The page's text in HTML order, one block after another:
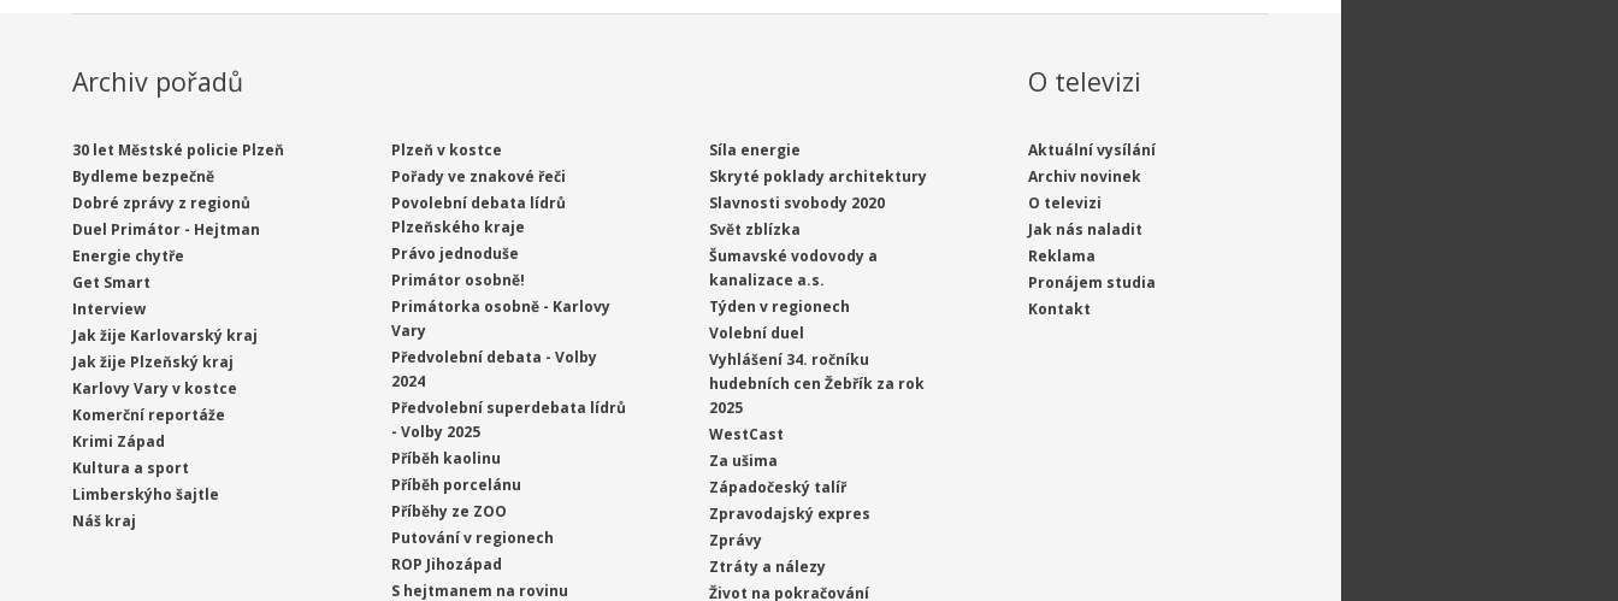
Archiv pořadů
30 let Městské policie Plzeň
Bydleme bezpečně
Dobré zprávy z regionů
Duel Primátor - Hejtman
Energie chytře
Get Smart
Interview
Jak žije Karlovarský kraj
Jak žije Plzeňský kraj
Karlovy Vary v kostce
Komerční reportáže
Krimi Západ
Kultura a sport
Limberskýho šajtle
Náš kraj
Plzeň v kostce
Pořady ve znakové řeči
Povolební debata lídrů
Plzeňského kraje
Právo jednoduše
Primátor osobně!
Primátorka osobně - Karlovy
Vary
Předvolební debata - Volby
2024
Předvolební superdebata lídrů
- Volby 2025
Příběh kaolinu
Příběh porcelánu
Příběhy ze ZOO
Putování v regionech
ROP Jihozápad
S hejtmanem na rovinu
Síla energie
Skryté poklady architektury
Slavnosti svobody 2020
Svět zblízka
Šumavské vodovody a
kanalizace a.s.
Týden v regionech
Volební duel
Vyhlášení 34. ročníku
hudebních cen Žebřík za rok
2025
WestCast
Za ušima
Západočeský talíř
Zpravodajský expres
Zprávy
Ztráty a nálezy
Život na pokračování
O televizi
Aktuální vysílání
Archiv novinek
O televizi
Jak nás naladit
Reklama
Pronájem studia
Kontakt